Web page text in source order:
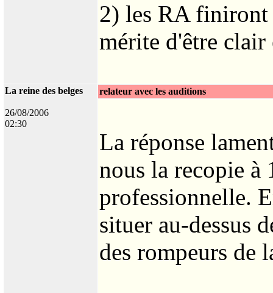
2) les RA finiront
mérite d'être clair
La reine des belges
26/08/2006
02:30
relateur avec les auditions
La réponse
nous la recopie à
professionnelle.
situer au-dessus
des rompeurs de